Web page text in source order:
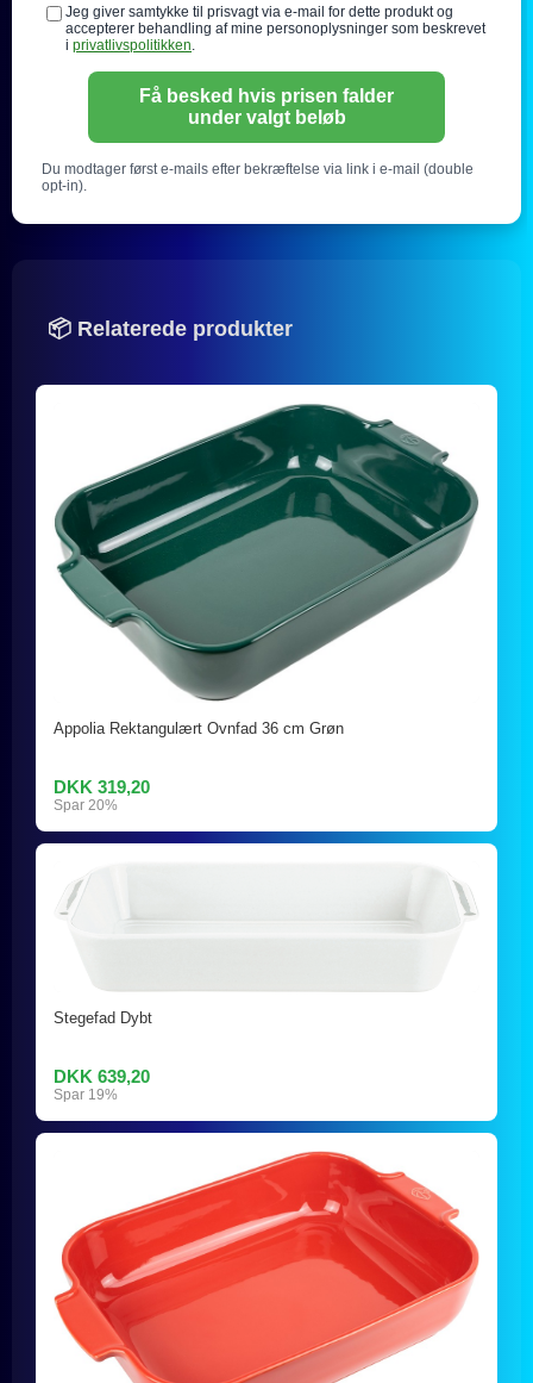
Jeg giver samtykke til prisvagt via e-mail for dette produkt og
accepterer behandling af mine personoplysninger som beskrevet
i privatlivspolitikken.
Få besked hvis prisen falder
under valgt beløb
Du modtager først e-mails efter bekræftelse via link i e-mail (double
opt-in).
📦 Relaterede produkter
Appolia Rektangulært Ovnfad 36 cm Grøn
DKK 319,20
Spar 20%
Stegefad Dybt
DKK 639,20
Spar 19%